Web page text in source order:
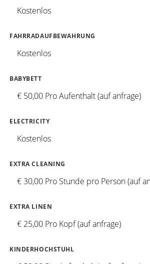
Kostenlos
FAHRRADAUFBEWAHRUNG
Kostenlos
BABYBETT
€ 50,00 Pro Aufenthalt (auf anfrage)
ELECTRICITY
Kostenlos
EXTRA CLEANING
€ 30,00 Pro Stunde pro Person (auf
EXTRA LINEN
€ 25,00 Pro Kopf (auf anfrage)
KINDERHOCHSTUHL